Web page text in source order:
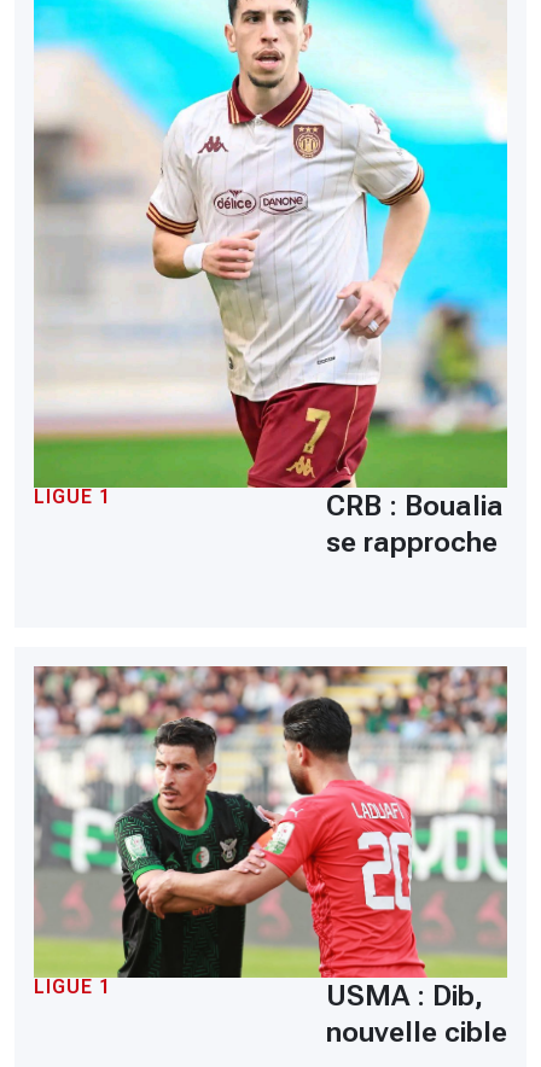
LIGUE 1
CRB : Boualia
se rapproche
LIGUE 1
USMA : Dib,
nouvelle cible